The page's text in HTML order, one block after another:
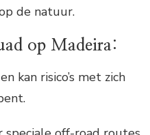
de natuur.
op Madeira:
kan risico’s met zich